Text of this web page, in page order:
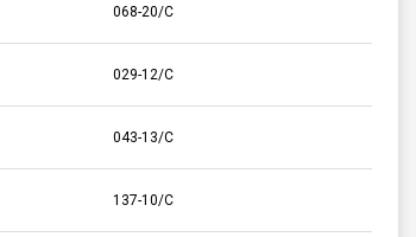
068-20/C
029-12/C
043-13/C
137-10/C